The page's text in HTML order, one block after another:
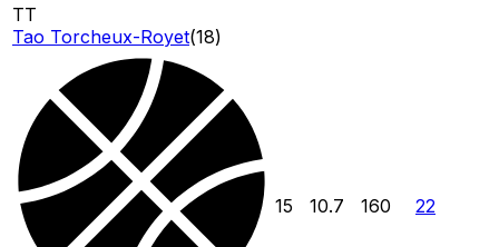
TT
Tao Torcheux-Royet(18)
15 10.7 160 22